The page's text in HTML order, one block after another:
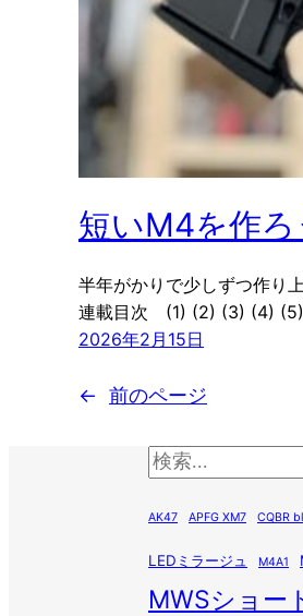
短いM4を作ろ
半年がかりで少しずつ作り
連載目次 (1) (2) (3) (4)
2026年2月15日
← 前のページ
検
AK47 APFG XM7 CQBR
LEDミラージュ M4A1
MWSショー